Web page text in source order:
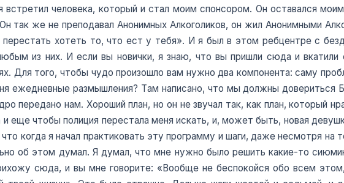
встретил человека, который и стал моим спонсором. Он оставался
так же не преподавал Анонимных Алкоголиков, он жил Анонимными
хотеть то, что ест у тебя». И я был в этом ребцентре с
из них. И если вы новички, я знаю, что вы пришли сюда и
Для того, чтобы чудо произошло вам нужно два компонента: саму
ежедневные размышления? Там написано, что мы должны довериться
передано нам. Хороший план, но он не звучал так, как план, который
и еще чтобы полиция перестала меня искать, и, может быть, новая
когда я начал практиковать эту программу и шаги, даже несмотря на
об этом думал. Я думал, что мне нужно было решить какие-то
сюда, и вы мне говорите: «Вообще не беспокойся обо всем